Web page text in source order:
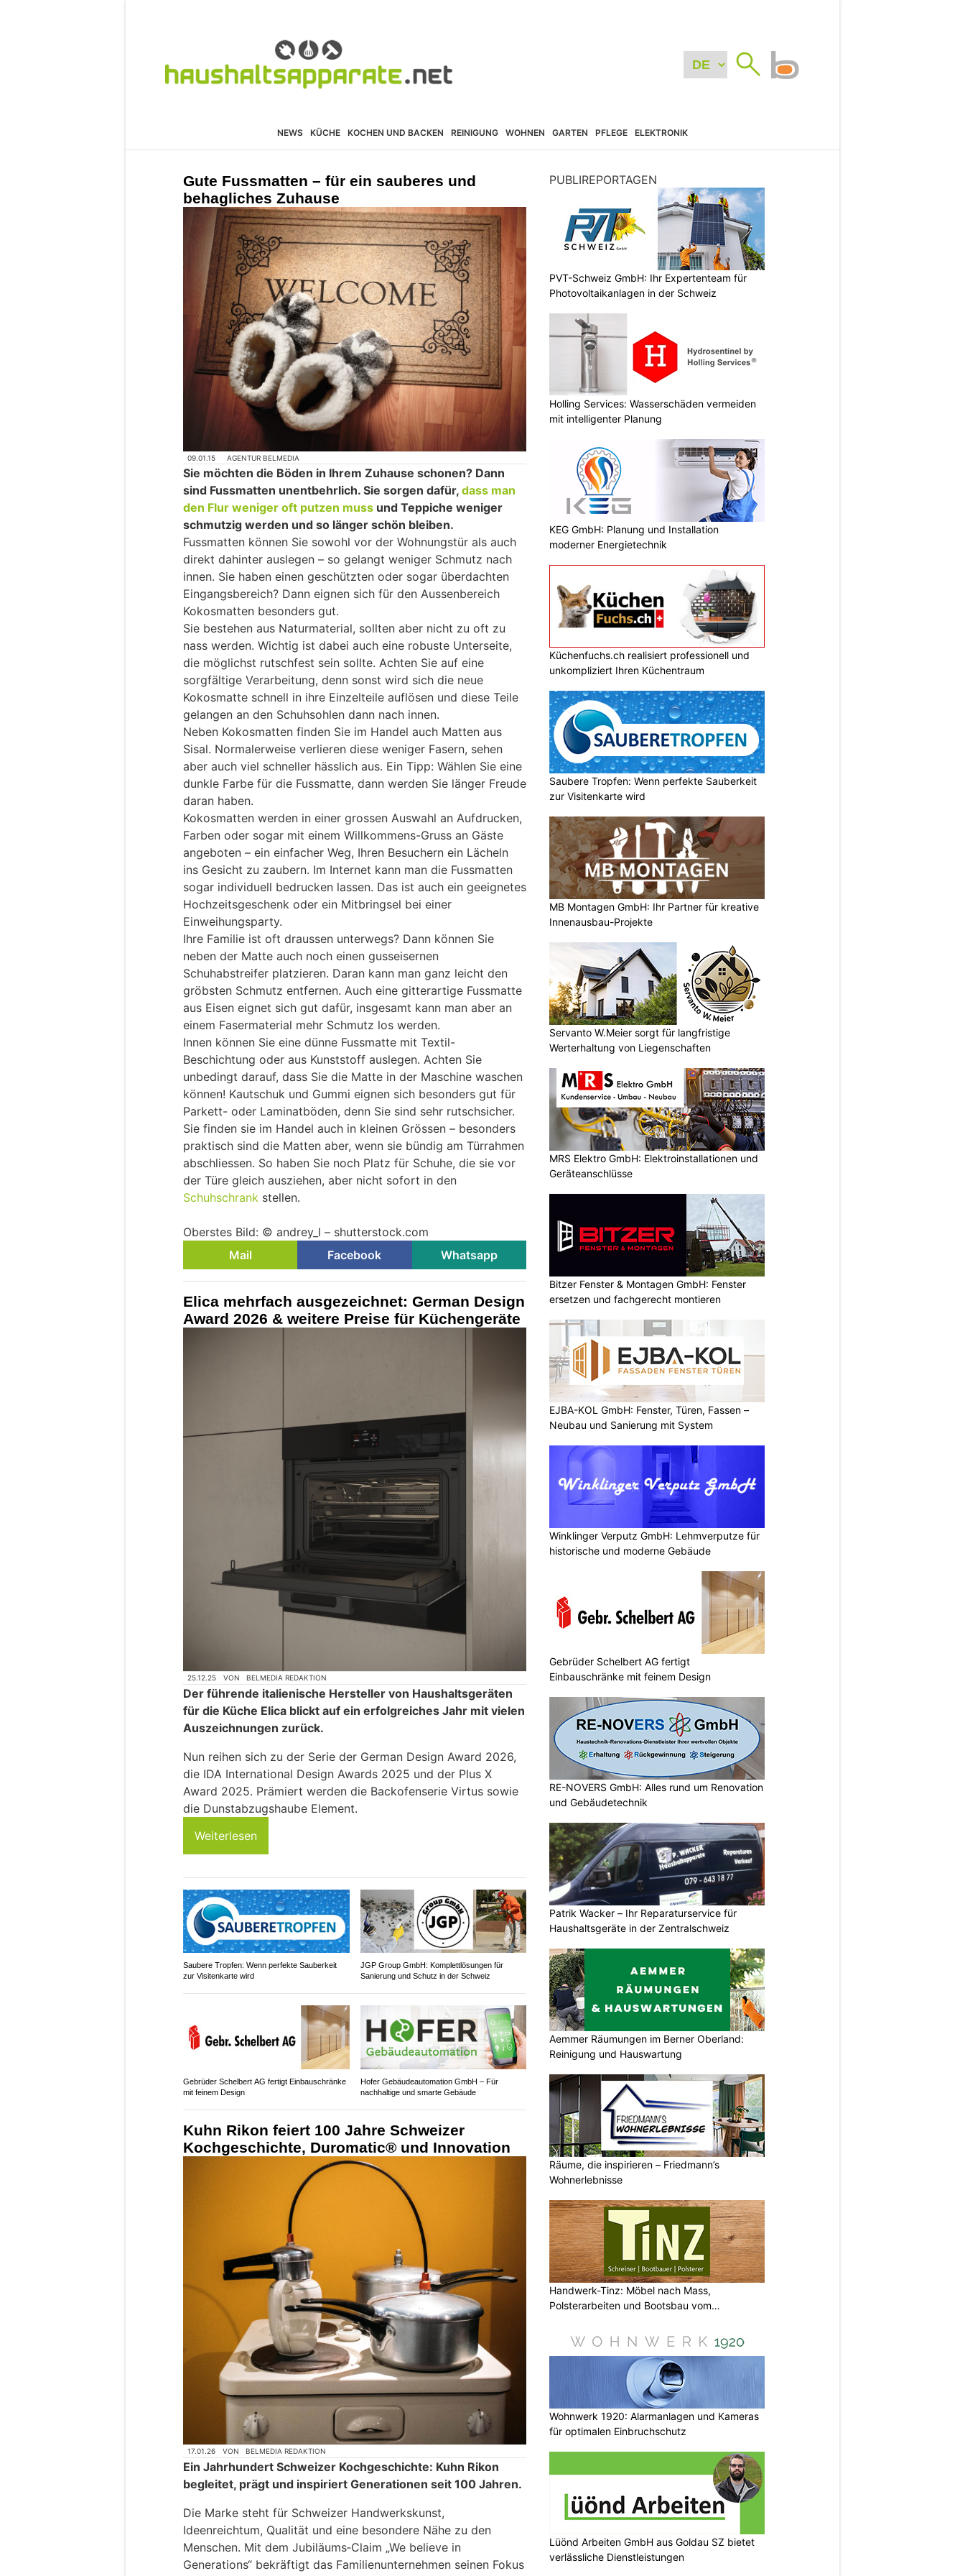
NEWS KÜCHE KOCHEN UND BACKEN REINIGUNG WOHNEN GARTEN PFLEGE ELEKTRONIK
Gute Fussmatten – für ein sauberes und
behagliches Zuhause
09.01.15 AGENTUR BELMEDIA
Sie möchten die Böden in Ihrem Zuhause schonen? Dann
sind Fussmatten unentbehrlich. Sie sorgen dafür, dass man
den Flur weniger oft putzen muss und Teppiche weniger
schmutzig werden und so länger schön bleiben.
Fussmatten können Sie sowohl vor der Wohnungstür als auch
direkt dahinter auslegen – so gelangt weniger Schmutz nach
innen. Sie haben einen geschützten oder sogar überdachten
Eingangsbereich? Dann eignen sich für den Aussenbereich
Kokosmatten besonders gut.
Sie bestehen aus Naturmaterial, sollten aber nicht zu oft zu
nass werden. Wichtig ist dabei auch eine robuste Unterseite,
die möglichst rutschfest sein sollte. Achten Sie auf eine
sorgfältige Verarbeitung, denn sonst wird sich die neue
Kokosmatte schnell in ihre Einzelteile auflösen und diese Teile
gelangen an den Schuhsohlen dann nach innen.
Neben Kokosmatten finden Sie im Handel auch Matten aus
Sisal. Normalerweise verlieren diese weniger Fasern, sehen
aber auch viel schneller hässlich aus. Ein Tipp: Wählen Sie eine
dunkle Farbe für die Fussmatte, dann werden Sie länger Freude
daran haben.
Kokosmatten werden in einer grossen Auswahl an Aufdrucken,
Farben oder sogar mit einem Willkommens-Gruss an Gäste
angeboten – ein einfacher Weg, Ihren Besuchern ein Lächeln
ins Gesicht zu zaubern. Im Internet kann man die Fussmatten
sogar individuell bedrucken lassen. Das ist auch ein geeignetes
Hochzeitsgeschenk oder ein Mitbringsel bei einer
Einweihungsparty.
Ihre Familie ist oft draussen unterwegs? Dann können Sie
neben der Matte auch noch einen gusseisernen
Schuhabstreifer platzieren. Daran kann man ganz leicht den
gröbsten Schmutz entfernen. Auch eine gitterartige Fussmatte
aus Eisen eignet sich gut dafür, insgesamt kann man aber an
einem Fasermaterial mehr Schmutz los werden.
Innen können Sie eine dünne Fussmatte mit Textil-
Beschichtung oder aus Kunststoff auslegen. Achten Sie
unbedingt darauf, dass Sie die Matte in der Maschine waschen
können! Kautschuk und Gummi eignen sich besonders gut für
Parkett- oder Laminatböden, denn Sie sind sehr rutschsicher.
Sie finden sie im Handel auch in kleinen Grössen – besonders
praktisch sind die Matten aber, wenn sie bündig am Türrahmen
abschliessen. So haben Sie noch Platz für Schuhe, die sie vor
der Türe gleich ausziehen, aber nicht sofort in den
Schuhschrank stellen.
Oberstes Bild: © andrey_l – shutterstock.com
Mail
Facebook Whatsapp
Elica mehrfach ausgezeichnet: German Design
Award 2026 & weitere Preise für Küchengeräte
25.12.25 VON BELMEDIA REDAKTION
Der führende italienische Hersteller von Haushaltsgeräten
für die Küche Elica blickt auf ein erfolgreiches Jahr mit vielen
Auszeichnungen zurück.
Nun reihen sich zu der Serie der German Design Award 2026,
die IDA International Design Awards 2025 und der Plus X
Award 2025. Prämiert werden die Backofenserie Virtus sowie
die Dunstabzugshaube Element.
Weiterlesen
Saubere Tropfen: Wenn perfekte Sauberkeit
zur Visitenkarte wird
JGP Group GmbH: Komplettlösungen für
Sanierung und Schutz in der Schweiz
Gebrüder Schelbert AG fertigt Einbauschränke
mit feinem Design
Hofer Gebäudeautomation GmbH – Für
nachhaltige und smarte Gebäude
Kuhn Rikon feiert 100 Jahre Schweizer
Kochgeschichte, Duromatic® und Innovation
17.01.26 VON BELMEDIA REDAKTION
Ein Jahrhundert Schweizer Kochgeschichte: Kuhn Rikon
begleitet, prägt und inspiriert Generationen seit 100 Jahren.
Die Marke steht für Schweizer Handwerkskunst,
Ideenreichtum, Qualität und eine besondere Nähe zu den
Menschen. Mit dem Jubiläums‑Claim „We believe in
Generations“ bekräftigt das Familienunternehmen seinen Fokus
PUBLIREPORTAGEN
PVT-Schweiz GmbH: Ihr Expertenteam für
Photovoltaikanlagen in der Schweiz
Holling Services: Wasserschäden vermeiden
mit intelligenter Planung
KEG GmbH: Planung und Installation
moderner Energietechnik
Küchenfuchs.ch realisiert professionell und
unkompliziert Ihren Küchentraum
Saubere Tropfen: Wenn perfekte Sauberkeit
zur Visitenkarte wird
MB Montagen GmbH: Ihr Partner für kreative
Innenausbau-Projekte
Servanto W.Meier sorgt für langfristige
Werterhaltung von Liegenschaften
MRS Elektro GmbH: Elektroinstallationen und
Geräteanschlüsse
Bitzer Fenster & Montagen GmbH: Fenster
ersetzen und fachgerecht montieren
EJBA-KOL GmbH: Fenster, Türen, Fassen –
Neubau und Sanierung mit System
Winklinger Verputz GmbH: Lehmverputze für
historische und moderne Gebäude
Gebrüder Schelbert AG fertigt
Einbauschränke mit feinem Design
RE-NOVERS GmbH: Alles rund um Renovation
und Gebäudetechnik
Patrik Wacker – Ihr Reparaturservice für
Haushaltsgeräte in der Zentralschweiz
Aemmer Räumungen im Berner Oberland:
Reinigung und Hauswartung
Räume, die inspirieren – Friedmann’s
Wohnerlebnisse
Handwerk-Tinz: Möbel nach Mass,
Polsterarbeiten und Bootsbau vom
Wohnwerk 1920: Alarmanlagen und Kameras
für optimalen Einbruchschutz
Lüönd Arbeiten GmbH aus Goldau SZ bietet
verlässliche Dienstleistungen